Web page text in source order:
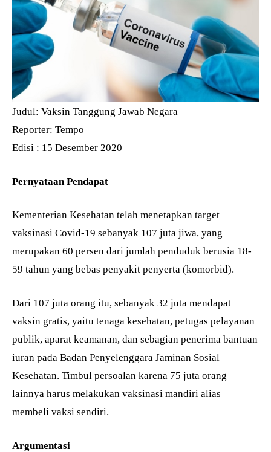
Judul: Vaksin Tanggung Jawab Negara
Reporter: Tempo
Edisi : 15 Desember 2020
Pernyataan Pendapat
Kementerian Kesehatan telah menetapkan target
vaksinasi Covid-19 sebanyak 107 juta jiwa, yang
merupakan 60 persen dari jumlah penduduk berusia 18-
59 tahun yang bebas penyakit penyerta (komorbid).
Dari 107 juta orang itu, sebanyak 32 juta mendapat
vaksin gratis, yaitu tenaga kesehatan, petugas pelayanan
publik, aparat keamanan, dan sebagian penerima bantuan
iuran pada Badan Penyelenggara Jaminan Sosial
Kesehatan. Timbul persoalan karena 75 juta orang
lainnya harus melakukan vaksinasi mandiri alias
membeli vaksi sendiri.
Argumentasi